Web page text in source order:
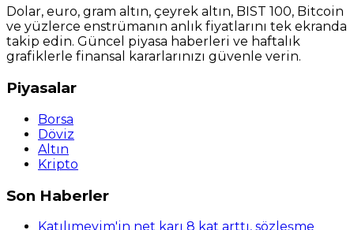
Dolar, euro, gram altın, çeyrek altın, BIST 100, Bitcoin
ve yüzlerce enstrümanın anlık fiyatlarını tek ekranda
takip edin. Güncel piyasa haberleri ve haftalık
grafiklerle finansal kararlarınızı güvenle verin.
Piyasalar
Borsa
Döviz
Altın
Kripto
Son Haberler
Katılımevim'in net karı 8 kat arttı, sözleşme